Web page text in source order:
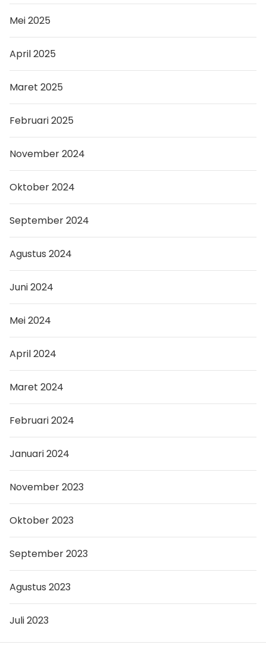
Mei 2025
April 2025
Maret 2025
Februari 2025
November 2024
Oktober 2024
September 2024
Agustus 2024
Juni 2024
Mei 2024
April 2024
Maret 2024
Februari 2024
Januari 2024
November 2023
Oktober 2023
September 2023
Agustus 2023
Juli 2023